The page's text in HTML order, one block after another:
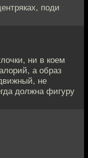
поди
ни в коем
а образ
не
должна фигуру